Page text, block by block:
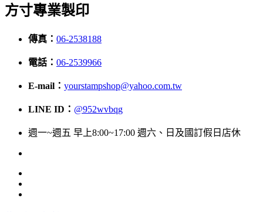
方寸專業製印
傳真： 06-2538188
電話： 06-2539966
E-mail： yourstampshop@yahoo.com.tw
LINE ID： @952wvbqg
週一~週五 早上8:00~17:00 週六、日及國訂假日店休